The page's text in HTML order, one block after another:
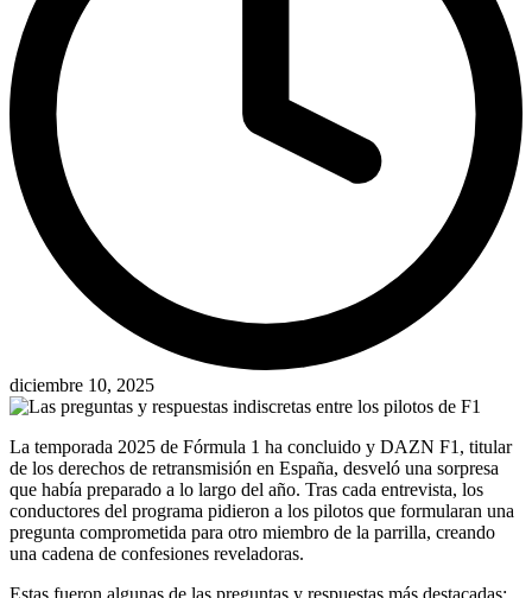
diciembre 10, 2025
La temporada 2025 de Fórmula 1 ha concluido y DAZN F1, titular
de los derechos de retransmisión en España, desveló una sorpresa
que había preparado a lo largo del año. Tras cada entrevista, los
conductores del programa pidieron a los pilotos que formularan una
pregunta comprometida para otro miembro de la parrilla, creando
una cadena de confesiones reveladoras.
Estas fueron algunas de las preguntas y respuestas más destacadas: